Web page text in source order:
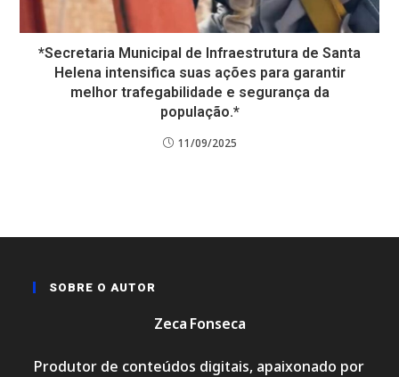
*Secretaria Municipal de Infraestrutura de Santa
Helena intensifica suas ações para garantir
melhor trafegabilidade e segurança da
população.*
11/09/2025
SOBRE O AUTOR
Zeca Fonseca
Produtor de conteúdos digitais, apaixonado por